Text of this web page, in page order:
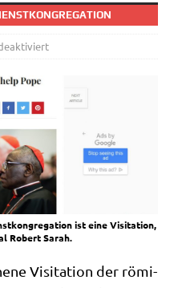
ist eine Visitation,
Robert Sarah.
Visi­ta­ti­on der römi­